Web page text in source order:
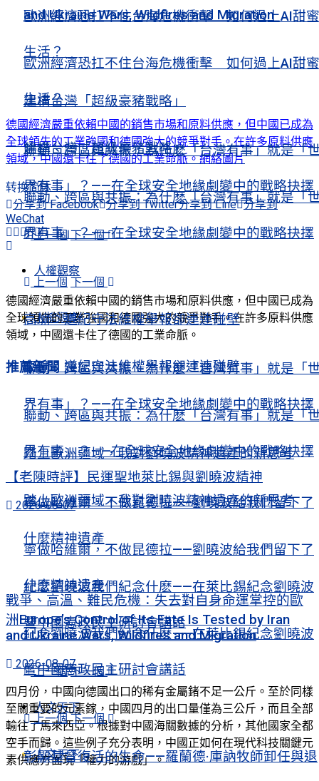
歐洲經濟恐扛不住台海危機衝擊 如何過上AI甜蜜
生活？
建構台灣「超級豪豬戰略」
聯動、跨區與共振：為什麽「台灣有事」就是「
界有事」？——在全球安全地緣劇變中的戰略抉擇
上一個 下一個
人權觀察
高瑜：遵紀守法維權舉報卻連連碰壁
聯動、跨區與共振：為什麽「台灣有事」就是「
界有事」？——在全球安全地緣劇變中的戰略抉擇
踏上歐洲疆域，我對劉曉波精神遺產的新思考
寧做哈維爾，不做昆德拉——劉曉波給我們留下了
什麼精神遺產
紀念劉曉波我們紀念什麽——在萊比錫紀念劉曉波
暨中國憲政民主研討會講話
上一個 下一個
人文天下
彰顯基督復活的生命——羅蘭德·庫訥牧師卸任與退
and Ukraine Wars, Wildfires and Migration
歐洲經濟恐扛不住台海危機衝擊 如何過上AI甜蜜
生活？
建構台灣「超級豪豬戰略」
聯動、跨區與共振：為什麽「台灣有事」就是「
界有事」？——在全球安全地緣劇變中的戰略抉擇
上一個 下一個
人權觀察
高瑜：遵紀守法維權舉報卻連連碰壁
聯動、跨區與共振：為什麽「台灣有事」就是「
界有事」？——在全球安全地緣劇變中的戰略抉擇
踏上歐洲疆域，我對劉曉波精神遺產的新思考
寧做哈維爾，不做昆德拉——劉曉波給我們留下了
什麼精神遺產
紀念劉曉波我們紀念什麽——在萊比錫紀念劉曉波
暨中國憲政民主研討會講話
上一個 下一個
人文天下
德國經濟嚴重依賴中國的銷售市場和原料供應，但中國已成為
全球領先的工業強國和德國強大的競爭對手。在許多原料供應
領域，中國還卡住了德國的工業命脈。網絡圖片
转换简体
分享到 Facebook 分享到 Twitter分享到 Line 分享到
WeChat
德國經濟嚴重依賴中國的銷售市場和原料供應，但中國已成為
全球領先的工業強國和德國強大的競爭對手。在許多原料供應
領域，中國還卡住了德國的工業命脈。
推薦新聞
【老陳時評】民運聖地萊比錫與劉曉波精神
2026-08-07
戰爭、高溫、難民危機：失去對自身命運掌控的歐
洲Europe’s Control of Its Fate Is Tested by Iran
and Ukraine Wars, Wildfires and Migration
2026-08-07
四月份，中國向德國出口的稀有金屬鍺不足一公斤。至於同樣
至關重要的元素鎵，中國四月的出口量僅為三公斤，而且全部
輸往了馬來西亞。根據對中國海關數據的分析，其他國家全都
空手而歸。這些例子充分表明，中國正如何在現代科技關鍵元
素供應方面玩「權力的游戲」。